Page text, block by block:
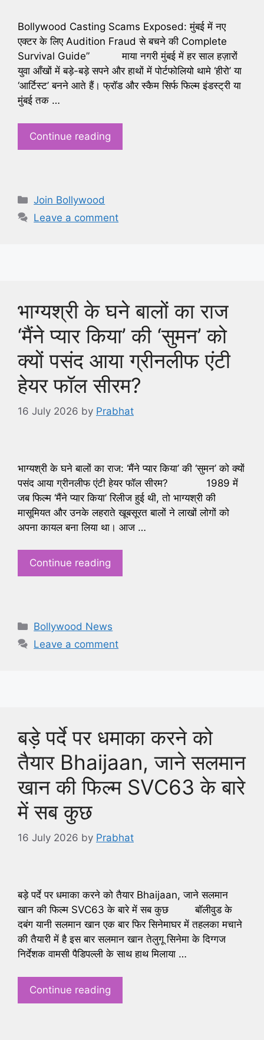
Bollywood Casting Scams Exposed: मुंबई में नए
एक्टर के लिए Audition Fraud से बचने की Complete
Survival Guide” ​माया नगरी मुंबई में हर साल हज़ारों
युवा आँखों में बड़े-बड़े सपने और हाथों में पोर्टफोलियो थामे ‘हीरो’ या
‘आर्टिस्ट’ बनने आते हैं। फ्रॉड और स्कैम सिर्फ फिल्म इंडस्ट्री या
मुंबई तक …
Continue reading
Categories
Join Bollywood
Leave a comment
भाग्यश्री के घने बालों का राज
‘मैंने प्यार किया’ की ‘सुमन’ को
क्यों पसंद आया ग्रीनलीफ एंटी
हेयर फॉल सीरम?
16 July 2026 by Prabhat
भाग्यश्री के घने बालों का राज: ‘मैंने प्यार किया’ की ‘सुमन’ को क्यों
पसंद आया ग्रीनलीफ एंटी हेयर फॉल सीरम? ​1989 में
जब फिल्म ‘मैंने प्यार किया’ रिलीज हुई थी, तो भाग्यश्री की
मासूमियत और उनके लहराते खूबसूरत बालों ने लाखों लोगों को
अपना कायल बना लिया था। आज …
Continue reading
Categories
Bollywood News
Leave a comment
बड़े पर्दे पर धमाका करने को
तैयार Bhaijaan, जाने सलमान
खान की फिल्म SVC63 के बारे
में सब कुछ
16 July 2026 by Prabhat
बड़े पर्दे पर धमाका करने को तैयार Bhaijaan, जाने सलमान
खान की फिल्म SVC63 के बारे में सब कुछ बॉलीवुड के
दबंग यानी सलमान खान एक बार फिर सिनेमाघर में तहलका मचाने
की तैयारी में है इस बार सलमान खान तेलुगू सिनेमा के दिग्गज
निर्देशक वामसी पैडिपल्ली के साथ हाथ मिलाया …
Continue reading